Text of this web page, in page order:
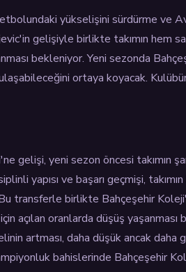
yükselişini sürdürme ve
gelişiyle birlikte takımın hem
bekleniyor. Yeni sezonda
ortaya koyacak.
gelişi, yeni sezon öncesi takımın
yapısı ve başarı geçmişi,
transferle birlikte Bahçeşehir
açılan oranlarda düşüş
artması, daha düşük ancak daha
bahislerinde Bahçeşehir